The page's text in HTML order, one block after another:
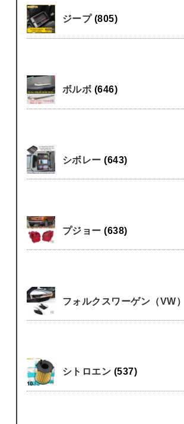
ジープ (805)
ボルボ (646)
シボレー(643)
プジョー(638)
フォルクスワーゲン（VW）
シトロエン (537)